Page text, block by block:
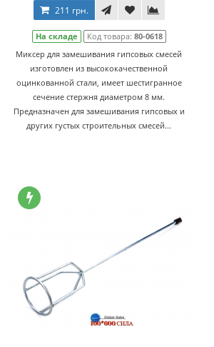
211 грн.
На складе Код товара: 80-0618
Миксер для замешивания гипсовых смесей
изготовлен из высококачественной
оцинкованной стали, имеет шестигранное
сечение стержня диаметром 8 мм.
Предназначен для замешивания гипсовых и
других густых строительных смесей...